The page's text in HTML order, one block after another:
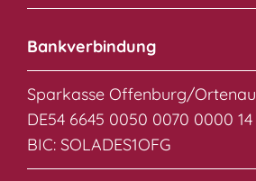
Bankverbindung
Sparkasse Offenburg/Ortenau
DE54 6645 0050 0070 0000 14
BIC: SOLADES1OFG